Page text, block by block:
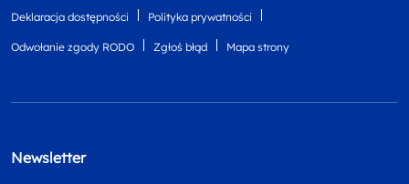
Deklaracja dostępności Polityka prywatności
Odwołanie zgody RODO Zgłoś błąd Mapa strony
Newsletter